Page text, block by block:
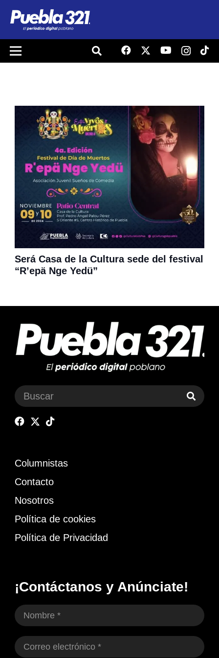
Será Casa de la Cultura sede del festival
“R’epä Nge Yedü”
Columnistas
Contacto
Nosotros
Política de cookies
Política de Privacidad
¡Contáctanos y Anúnciate!